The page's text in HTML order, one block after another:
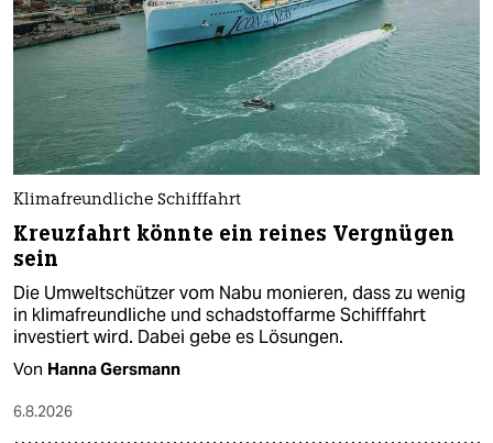
Klimafreundliche Schifffahrt
Kreuzfahrt könnte ein reines Vergnügen
sein
Die Umweltschützer vom Nabu monieren, dass zu wenig
in klimafreundliche und schadstoffarme Schifffahrt
investiert wird. Dabei gebe es Lösungen.
Von Hanna Gersmann
6.8.2026